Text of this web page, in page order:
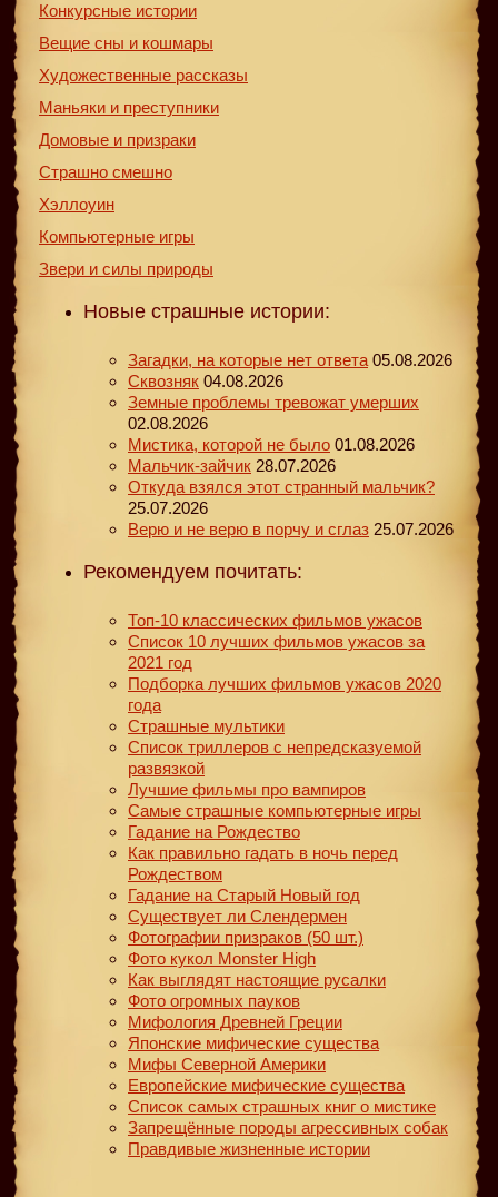
Конкурсные истории
Вещие сны и кошмары
Художественные рассказы
Маньяки и преступники
Домовые и призраки
Страшно смешно
Хэллоуин
Компьютерные игры
Звери и силы природы
Новые страшные истории:
Загадки, на которые нет ответа 05.08.2026
Сквозняк 04.08.2026
Земные проблемы тревожат умерших
02.08.2026
Мистика, которой не было 01.08.2026
Мальчик-зайчик 28.07.2026
Откуда взялся этот странный мальчик?
25.07.2026
Верю и не верю в порчу и сглаз 25.07.2026
Рекомендуем почитать:
Топ-10 классических фильмов ужасов
Список 10 лучших фильмов ужасов за
2021 год
Подборка лучших фильмов ужасов 2020
года
Страшные мультики
Список триллеров с непредсказуемой
развязкой
Лучшие фильмы про вампиров
Самые страшные компьютерные игры
Гадание на Рождество
Как правильно гадать в ночь перед
Рождеством
Гадание на Старый Новый год
Существует ли Слендермен
Фотографии призраков (50 шт.)
Фото кукол Monster High
Как выглядят настоящие русалки
Фото огромных пауков
Мифология Древней Греции
Японские мифические существа
Мифы Северной Америки
Европейские мифические существа
Список самых страшных книг о мистике
Запрещённые породы агрессивных собак
Правдивые жизненные истории